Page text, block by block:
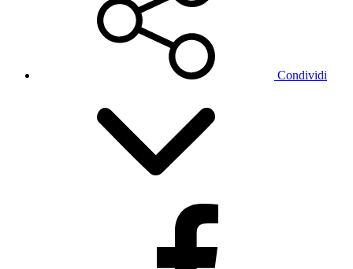
Condividi